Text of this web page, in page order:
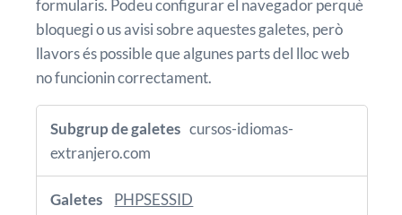
formularis. Podeu configurar el navegador perquè
bloquegi o us avisi sobre aquestes galetes, però
llavors és possible que algunes parts del lloc web
no funcionin correctament.
Galetes
imprescindibles
cursos-idiomas-
extranjero.com
PHPSESSID